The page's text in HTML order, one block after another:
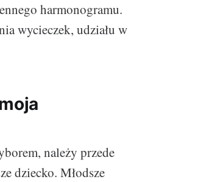
harmonogramu.
wycieczek, udziału w
należy przede
dziecko. Młodsze